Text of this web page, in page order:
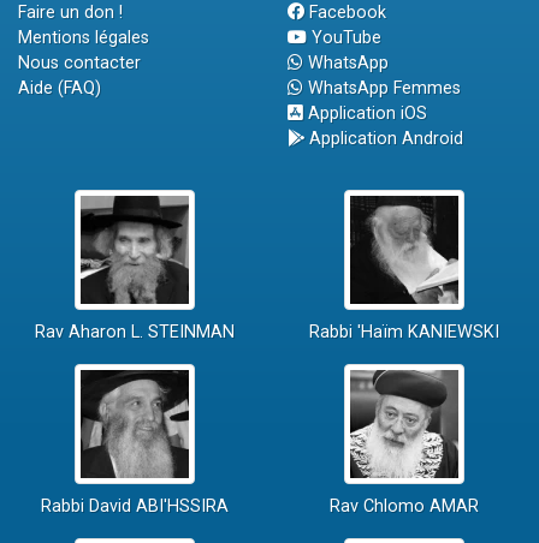
Faire un don !
Mentions légales
Nous contacter
Aide (FAQ)
Facebook
YouTube
WhatsApp
WhatsApp Femmes
Application iOS
Application Android
Rav Aharon L. STEINMAN Rabbi 'Haïm KANIEWSKI
Rabbi David ABI'HSSIRA Rav Chlomo AMAR